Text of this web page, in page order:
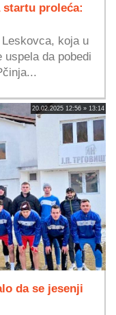
startu proleća:
koja u
da pobedi
20.02.2025 12:56 » 13:14
da se jesenji